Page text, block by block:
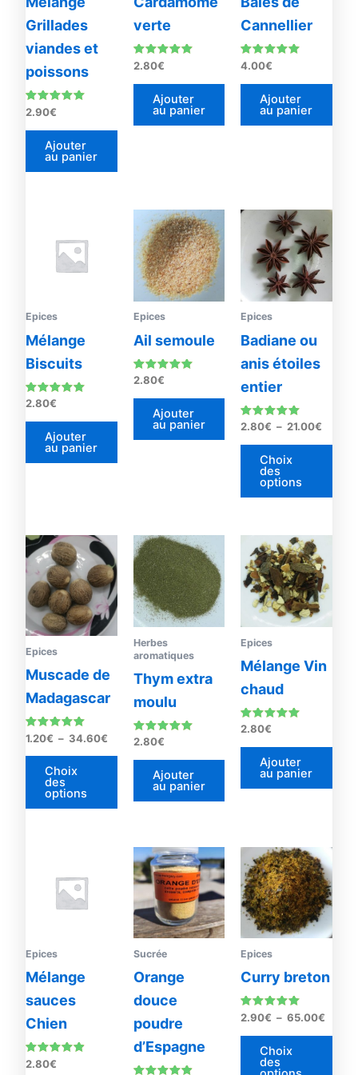
Grillades
viandes et
poissons
Note
4.76
sur 5
2.90€
Ajouter
au panier
verte
Note
5.00
sur 5
2.80€
Ajouter
au panier
Cannellier
Note
5.00
sur 5
4.00€
Ajouter
au panier
Epices
Mélange
Biscuits
Note
sur 5
2.80€
Ajouter
au panier
Epices
Ail semoule
Note
sur 5
2.80€
Ajouter
au panier
Epices
Badiane ou
anis étoiles
entier
Note
sur 5
2.80€ – 21.00€
Plage
prix :
2.80€
21.00€
Choix
des
options
Epices
Muscade de
Madagascar
Note
5.00
sur 5
1.20€ – 34.60€
Plage
de
prix :
1.20€
à
34.60€
Choix
des
options
produit
a
plusieurs
variations.
Les
options
peuvent
être
sur
la
produit
Herbes
aromatiques
Thym extra
moulu
Note
sur 5
2.80€
Ajouter
au panier
Epices
Mélange Vin
chaud
Note
sur 5
2.80€
Ajouter
au panier
Epices
Mélange
sauces
Chien
Note
4.67
2.80€
Sucrée
Orange
douce
poudre
d’Espagne
Epices
Curry breton
Note
4.90
sur 5
2.90€ – 65.00€
Plage
de
prix :
2.90€
à
Choix
des
a